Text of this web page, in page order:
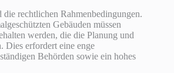
rechtlichen Rahmenbedingungen.
Gebäuden müssen
werden, die die Planung und
Dies erfordert eine enge
Behörden sowie ein hohes